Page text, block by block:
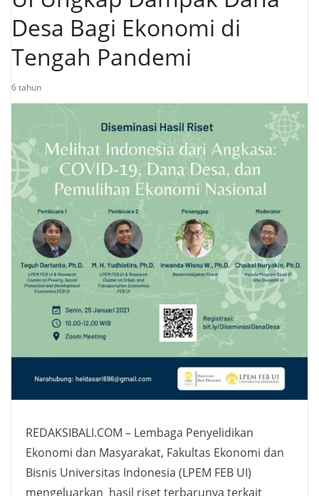
Desa Bagi Ekonomi di
Tengah Pandemi
6 tahun
REDAKSIBALI.COM – Lembaga Penyelidikan
Ekonomi dan Masyarakat, Fakultas Ekonomi dan
Bisnis Universitas Indonesia (LPEM FEB UI)
mengeluarkan hasil riset terbarunya terkait